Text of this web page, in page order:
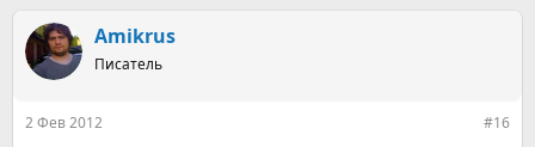
Amikrus
Писатель
2 Фев 2012 #16